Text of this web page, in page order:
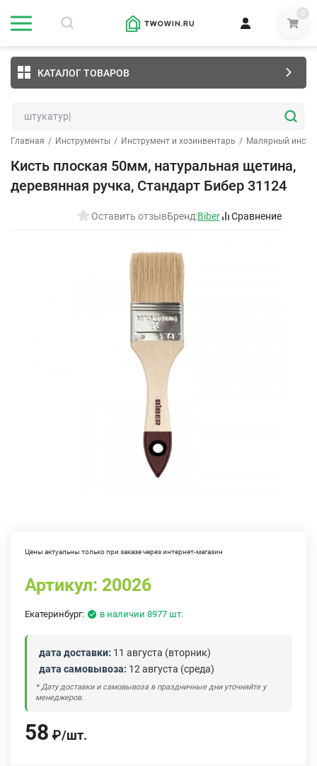
0
КАТАЛОГ ТОВАРОВ
Главная / Инструменты / Инструмент и хозинвентарь / Малярный
Кисть плоская 50мм, натуральная щетина,
деревянная ручка, Стандарт Бибер 31124
Оставить отзывБренд:Biber Сравнение
Цены актуальны только при заказе через интернет-магазин
Артикул: 20026
Екатеринбург: в наличии 8977 шт.
дата доставки: 11 августа (вторник)
дата самовывоза: 12 августа (среда)
* Дату доставки и самовывоза в праздничные дни уточняйте у
менеджеров.
58 ₽/шт.